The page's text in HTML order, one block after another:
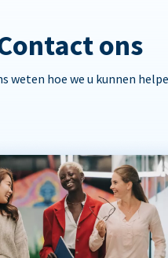
ons
weten hoe we u kunnen